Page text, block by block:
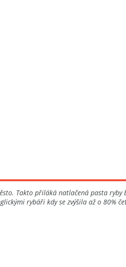
Takto přiláká natlačená pasta
rybáři kdy se zvýšila až o 80%